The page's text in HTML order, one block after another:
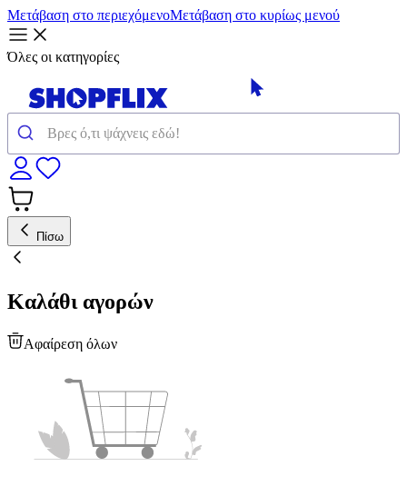
Μετάβαση στο περιεχόμενοΜετάβαση στο κυρίως μενού
Όλες οι κατηγορίες
Πίσω
Καλάθι αγορών
Αφαίρεση όλων